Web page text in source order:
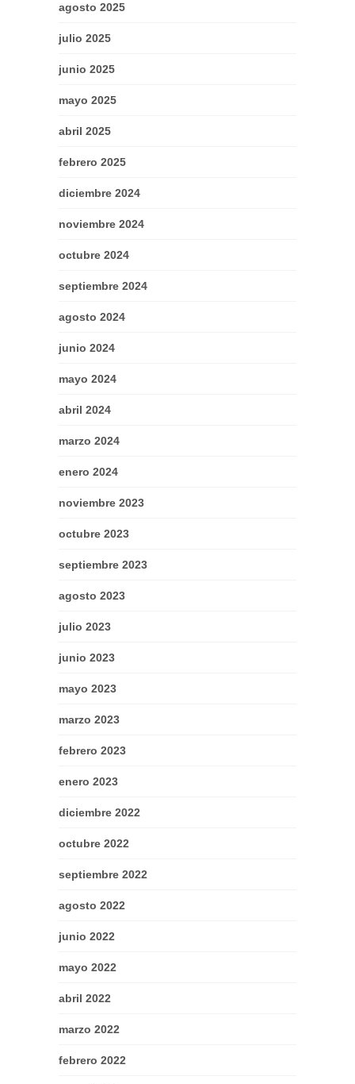
agosto 2025
julio 2025
junio 2025
mayo 2025
abril 2025
febrero 2025
diciembre 2024
noviembre 2024
octubre 2024
septiembre 2024
agosto 2024
junio 2024
mayo 2024
abril 2024
marzo 2024
enero 2024
noviembre 2023
octubre 2023
septiembre 2023
agosto 2023
julio 2023
junio 2023
mayo 2023
marzo 2023
febrero 2023
enero 2023
diciembre 2022
octubre 2022
septiembre 2022
agosto 2022
junio 2022
mayo 2022
abril 2022
marzo 2022
febrero 2022